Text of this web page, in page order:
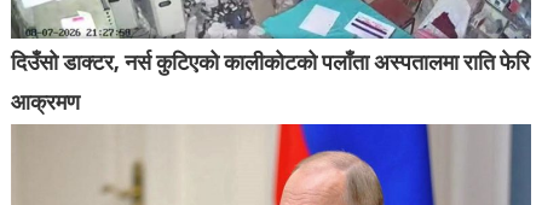
दिउँसो डाक्टर, नर्स कुटिएको कालीकोटको पलाँता अस्पतालमा राति फेरि
आक्रमण